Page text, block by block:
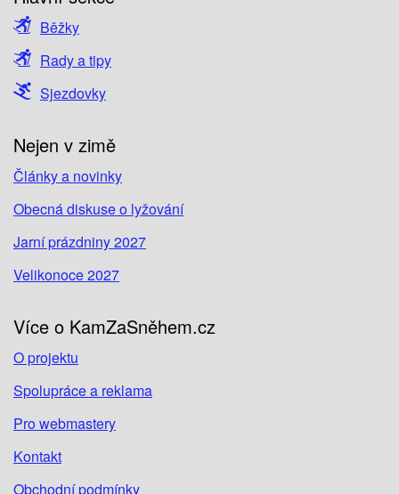
Běžky
Rady a tipy
Sjezdovky
Nejen v zimě
Články a novinky
Obecná diskuse o lyžování
Jarní prázdniny 2027
Velikonoce 2027
Více o KamZaSněhem.cz
O projektu
Spolupráce a reklama
Pro webmastery
Kontakt
Obchodní podmínky